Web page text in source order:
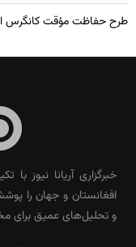
طرح حفاظت مؤقت کانگرس
خبرگزاری آریانا نیوز با
افغانستان و جهان را
و تحلیل‌های عمیق برای